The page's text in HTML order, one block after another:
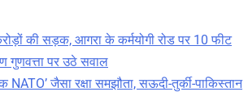
की सड़क, आगरा के कर्मयोगी रोड पर 10 फीट
गुणवत्ता पर उठे सवाल
NATO’ जैसा रक्षा समझौता, सऊदी-तुर्की-पाकिस्तान